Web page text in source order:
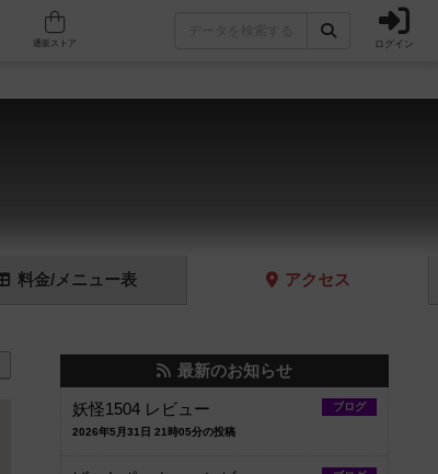
人気ボードゲーム ログイン
料金/メニュー表 アクセス
最新のお知らせ
ブログ
妖怪1504 レビュー
2026年5月31日 21時05分の投稿